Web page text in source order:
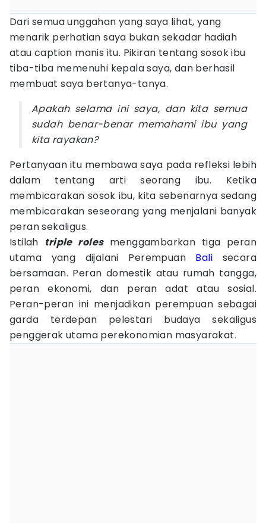
Dari semua unggahan yang saya lihat, yang
menarik perhatian saya bukan sekadar hadiah
atau caption manis itu. Pikiran tentang sosok ibu
tiba-tiba memenuhi kepala saya, dan berhasil
membuat saya bertanya-tanya.
Apakah selama ini saya, dan kita semua
sudah benar-benar memahami ibu yang
kita rayakan?
Pertanyaan itu membawa saya pada refleksi lebih
dalam tentang arti seorang ibu. Ketika
membicarakan sosok ibu, kita sebenarnya sedang
membicarakan seseorang yang menjalani banyak
peran sekaligus.
Istilah triple rolesmenggambarkan tiga peran
utama yang dijalani Perempuan Bali secara
bersamaan. Peran domestik atau rumah tangga,
peran ekonomi, dan peran adat atau sosial.
Peran-peran ini menjadikan perempuan sebagai
garda terdepan pelestari budaya sekaligus
penggerak utama perekonomian masyarakat.